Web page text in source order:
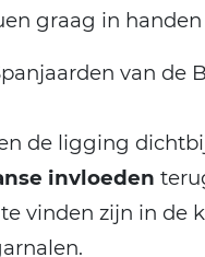
graag in
van de
de ligging
invloeden
vinden zijn in de